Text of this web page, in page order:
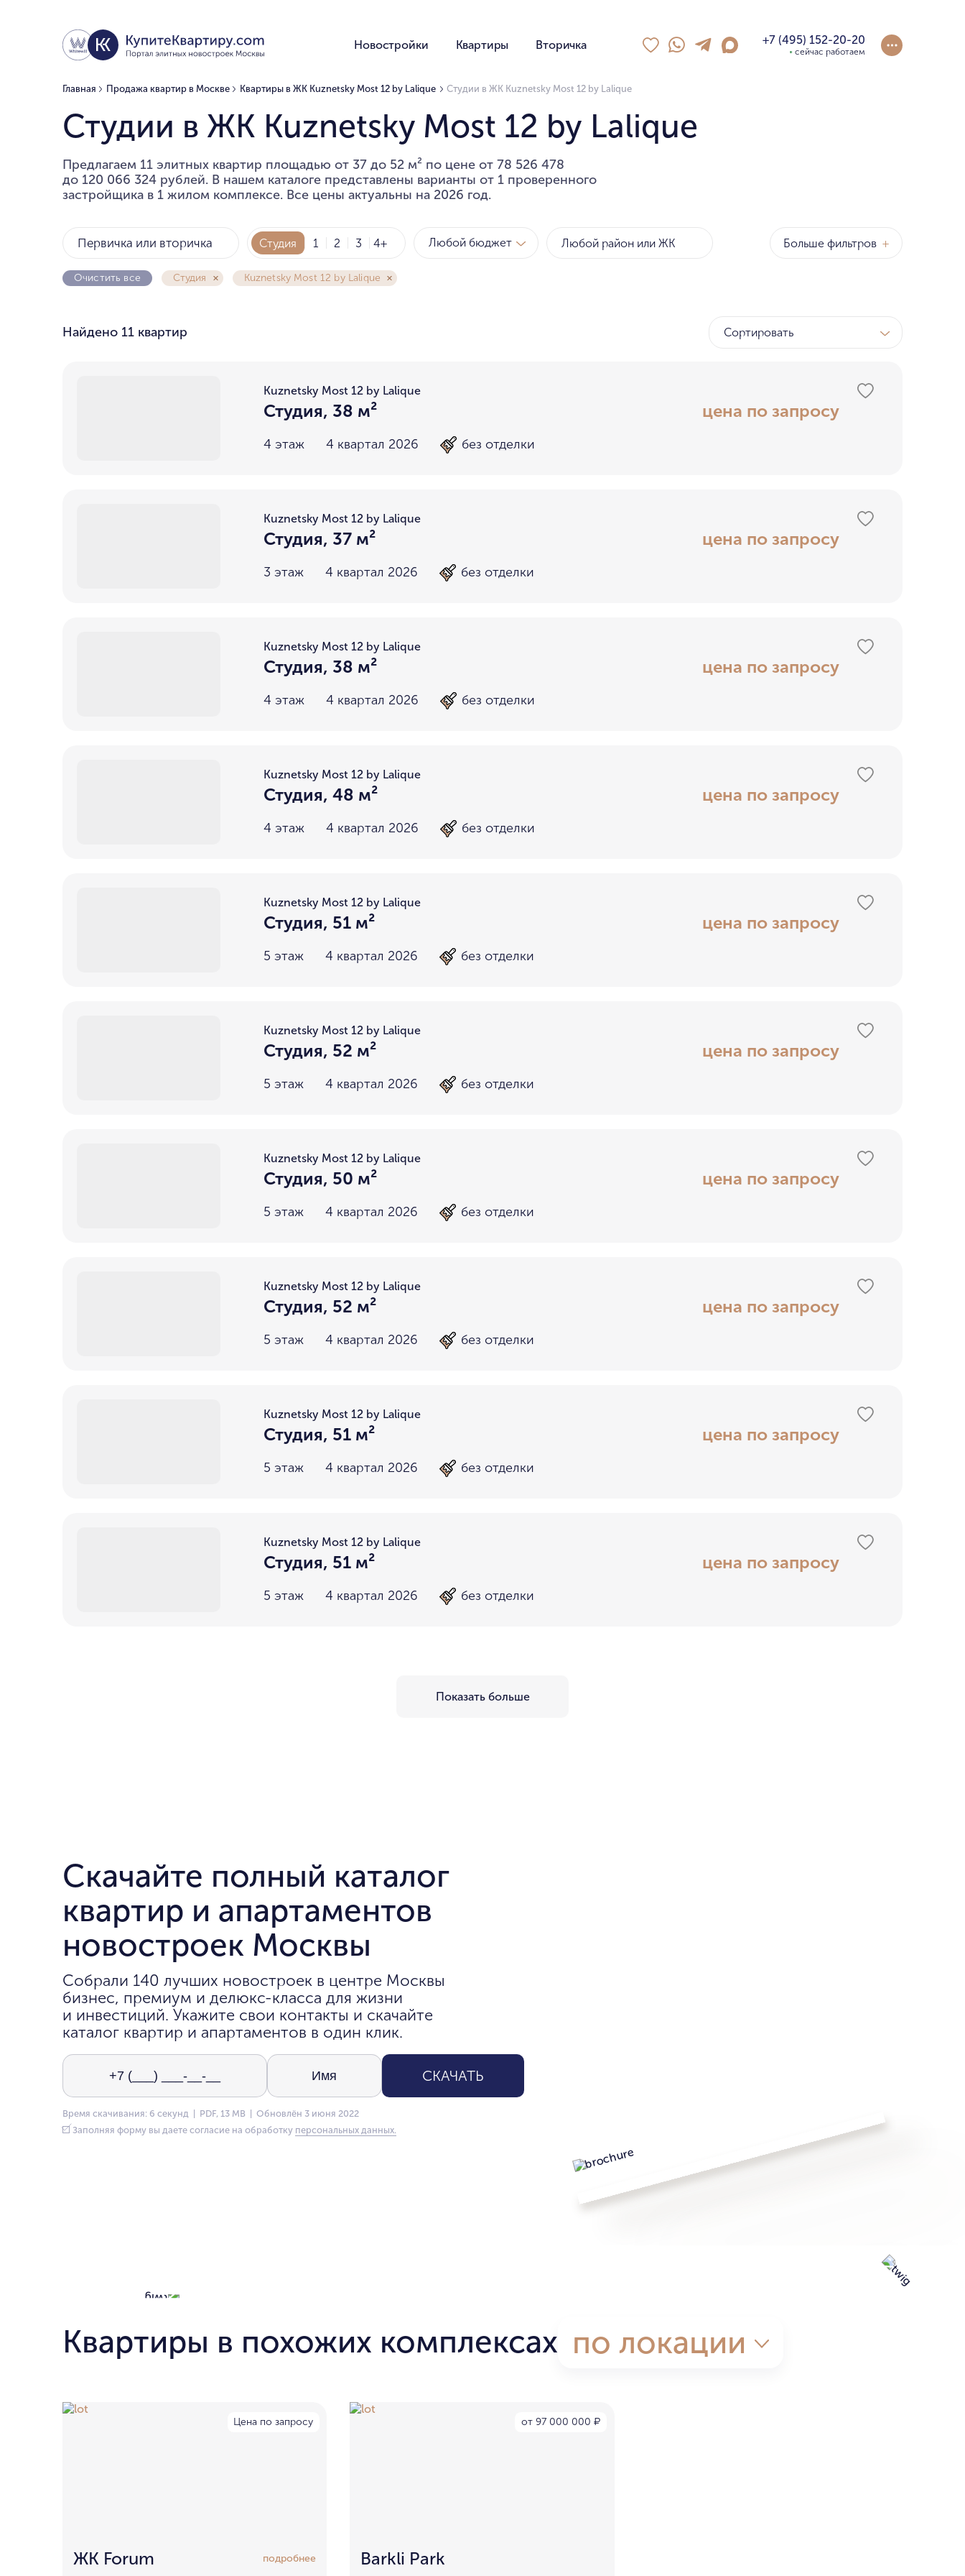
Новостройки Квартиры Вторичка +7 (495) 152-20-20
сейчас работаем
Главная Продажа квартир в Москве Квартиры в ЖК Kuznetsky Most 12 by Lalique Студии в ЖК Kuznetsky Most 12 by Lalique
Студии в ЖК Kuznetsky Most 12 by Lalique
Предлагаем 11 элитных квартир площадью от 37 до 52 м² по цене от 78 526 478
до 120 066 324 рублей. В нашем каталоге представлены варианты от 1 проверенного
застройщика в 1 жилом комплексе. Все цены актуальны на 2026 год.
Первичка или вторичка Студия 1 2 3 4+ Любой бюджет
30-50 миллионов
Больше фильтров +
Очистить все Студия Kuznetsky Most 12 by Lalique
Найдено 11 квартир Сортировать
Kuznetsky Most 12 by Lalique
Студия, 38 м²
4 этаж 4 квартал 2026 без отделки
цена по запросу
Kuznetsky Most 12 by Lalique
Студия, 37 м²
3 этаж 4 квартал 2026 без отделки
цена по запросу
Kuznetsky Most 12 by Lalique
Студия, 38 м²
4 этаж 4 квартал 2026 без отделки
цена по запросу
Kuznetsky Most 12 by Lalique
Студия, 48 м²
4 этаж 4 квартал 2026 без отделки
цена по запросу
Kuznetsky Most 12 by Lalique
Студия, 51 м²
5 этаж 4 квартал 2026 без отделки
цена по запросу
Kuznetsky Most 12 by Lalique
Студия, 52 м²
5 этаж 4 квартал 2026 без отделки
цена по запросу
Kuznetsky Most 12 by Lalique
Студия, 50 м²
5 этаж 4 квартал 2026 без отделки
цена по запросу
Kuznetsky Most 12 by Lalique
Студия, 52 м²
5 этаж 4 квартал 2026 без отделки
цена по запросу
Kuznetsky Most 12 by Lalique
Студия, 51 м²
5 этаж 4 квартал 2026 без отделки
цена по запросу
Kuznetsky Most 12 by Lalique
Студия, 51 м²
5 этаж 4 квартал 2026 без отделки
цена по запросу
Показать больше
Скачайте полный каталог
квартир и апартаментов
новостроек Москвы
Собрали 140 лучших новостроек в центре Москвы
бизнес, премиум и делюкс-класса для жизни
и инвестиций. Укажите свои контакты и скачайте
каталог квартир и апартаментов в один клик.
СКАЧАТЬ
Время скачивания: 6 секунд | PDF, 13 MB | Обновлён 3 июня 2022
Заполняя форму вы даете согласие на обработку персональных данных.
Квартиры в похожих комплексах по локации
Цена по запросу
ЖК Forum подробнее
от 97 000 000 ₽
Barkli Park